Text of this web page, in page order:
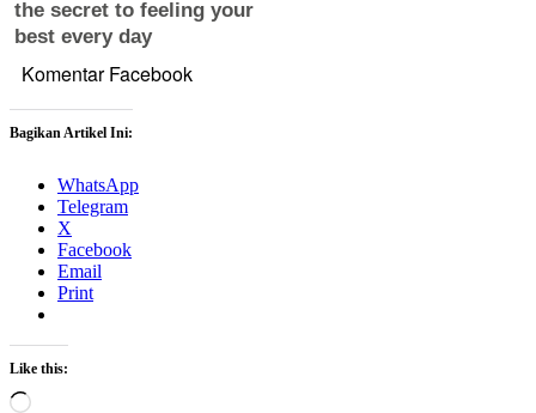
Komentar Facebook
Bagikan Artikel Ini:
WhatsApp
Telegram
X
Facebook
Email
Print
Like this:
Loading…